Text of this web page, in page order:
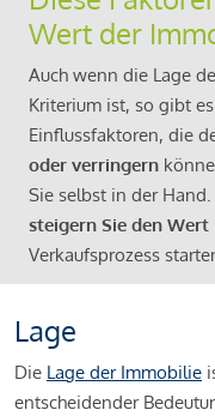
Wert der
Auch wenn die Lage
Kriterium ist, so gibt
Einflussfaktoren, die
oder verringern
Sie selbst in der
steigern Sie den
Verkaufsprozess
Lage
Die Lage der Immobilie
entscheidender